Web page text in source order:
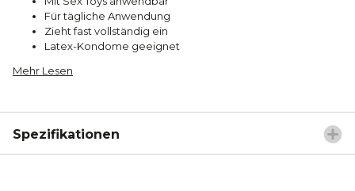
Für tägliche Anwendung
Zieht fast vollständig ein
Latex-Kondome geeignet
Mehr Lesen
Spezifikationen